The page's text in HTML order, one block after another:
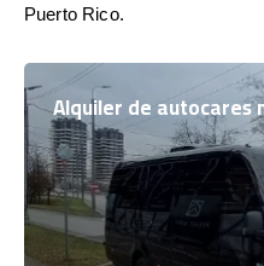
Puerto Rico.
Alquiler de autocares